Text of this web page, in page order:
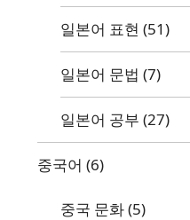
일본어 표현 (51)
일본어 문법 (7)
일본어 공부 (27)
중국어 (6)
중국 문화(5)